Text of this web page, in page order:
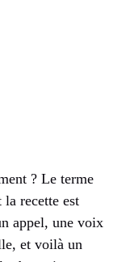
? Le terme
recette est
appel, une voix
et voilà un